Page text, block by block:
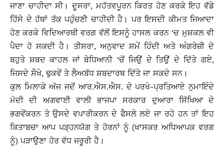
ਜਾਣਾ ਚਾਹੀਦਾ ਸੀ। ਦੂਸਰਾ, ਮਹੱਤਵਪੂਰਨ ਕਿਰਤ ਹੋਣ ਕਰਕੇ ਇਹ ਵੱਡੇ
ਹਿੱਸੇ ਦੇ ਹੱਥਾਂ ਤੱਕ ਪਹੁੰਚਣੀ ਚਾਹੀਦੀ ਹੈ। ਪਰ ਇਸਦੀ ਕੀਮਤ ਜਿਆਦਾ
ਹੋਣ ਕਰਕੇ ਵਿਦਿਆਰਥੀ ਵਰਗ ਵੱਲੋਂ ਇਸਨੂੰ ਹਾਸਲ ਕਰਨ ‘ਚ ਮੁਸ਼ਕਲ ਵੀ
ਪੈਦਾ ਹੋ ਸਕਦੀ ਹੈ। ਤੀਸਰਾ, ਅਨੁਵਾਦ ਸਮੇਂ ਹਿੰਦੀ ਅਤੇ ਅੰਗਰੇਜ਼ੀ ਦੇ
ਬਹੁਤੇ ਸ਼ਬਦ ਕਾਹਲ ਜਾਂ ਬੇਧਿਆਨੀ ‘ਚੋਂ ਜਿਉਂ ਦੇ ਤਿਉਂ ਦੇ ਦਿੱਤੇ ਗਏ,
ਜਿਸਦੇ ਸੌਖੇ, ਢੁਕਵੇਂ ਤੇ ਲੈਅਬੱਧ ਸ਼ਬਦਾਰਥ ਦਿੱਤੇ ਜਾ ਸਕਦੇ ਸਨ।
ਕੁਲ ਮਿਲਾਕੇ ਅੱਜ ਜਦੋਂ ਆਰ.ਐਸ.ਐਸ. ਦੇ ਪਰਖੇ-ਪ੍ਰਤਿਆਏ ਨੁਮਾਇੰਦੇ
ਮੋਦੀ ਦੀ ਅਗਵਾਈ ਵਾਲੀ ਭਾਜਪਾ ਸਰਕਾਰ ਦੁਆਰਾ ਸਿੱਖਿਆ ਦੇ
ਭਗਵੇਂਕਰਨ ਤੇ ਉਸਦੇ ਵਪਾਰੀਕਰਨ ਦੇ ਫੈਸਲੇ ਲਏ ਜਾ ਰਹੇ ਹਨ ਤਾਂ ਇਹ
ਕਿਤਾਬਚਾ ਆਪ ਪੜ੍ਹਨਯੋਗ ਤੇ ਹੋਰਨਾਂ ਨੂੰ (ਖਾਸਕਰ ਅਧਿਆਪਕ ਵਰਗ
ਨੂੰ) ਪੜਾਉਣਾ ਹੋਰ ਵੱਧ ਜਰੂਰੀ ਹੈ।